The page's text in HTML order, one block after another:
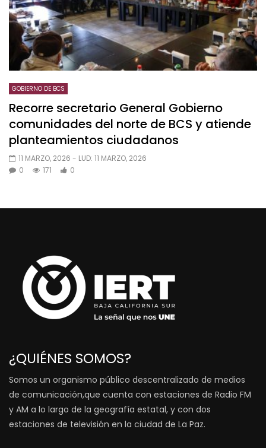
GOBIERNO DE BCS
Recorre secretario General Gobierno
comunidades del norte de BCS y atiende
planteamientos ciudadanos
11 MARZO, 2026 - LUD: 11 MARZO, 2026
0
171 0
¿QUIÉNES SOMOS?
Somos un organismo público descentralizado de medios
de comunicación,que cuenta con estaciones de Radio FM
y AM a lo largo de la geografía estatal, y con dos
estaciones de televisión en la ciudad de La Paz.